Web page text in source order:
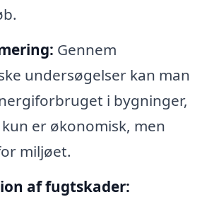
Gennem
undersøgelser kan man
i bygninger,
er økonomisk, men
miljøet.
af fugtskader: